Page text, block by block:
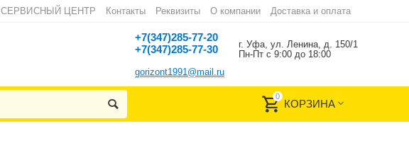
СЕРВИСНЫЙ ЦЕНТР Контакты Реквизиты О компании Доставка и оплата
+7(347)285-77-20
+7(347)285-77-30
gorizont1991@mail.ru
г. Уфа, ул. Ленина, д. 150/1
Пн-Пт с 9:00 до 18:00
0
КОРЗИНА